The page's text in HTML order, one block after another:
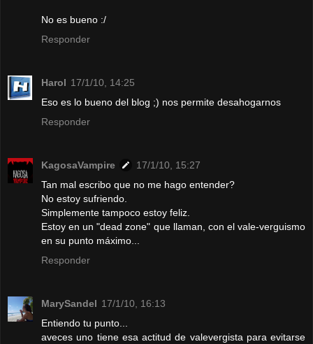
No es bueno :/
Responder
Harol 17/1/10, 14:25
Eso es lo bueno del blog ;) nos permite desahogarnos
Responder
KagosaVampire
17/1/10, 15:27
Tan mal escribo que no me hago entender?
No estoy sufriendo.
Simplemente tampoco estoy feliz.
Estoy en un "dead zone" que llaman, con el vale-verguismo
en su punto máximo...
Responder
MarySandel 17/1/10, 16:13
Entiendo tu punto...
aveces uno tiene esa actitud de valevergista para evitarse